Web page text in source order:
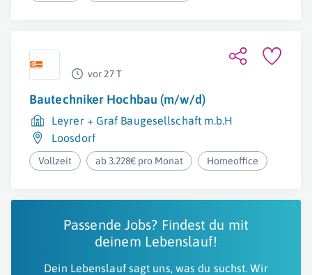
vor 27 T
Bautechniker Hochbau (m/w/d)
Leyrer + Graf Baugesellschaft m.b.H
Loosdorf
Vollzeit ab 3.228€ pro Monat Homeoffice
Passende Jobs? Findest du mit
deinem Lebenslauf!
Dein Lebenslauf sagt uns, was du suchst. Wir